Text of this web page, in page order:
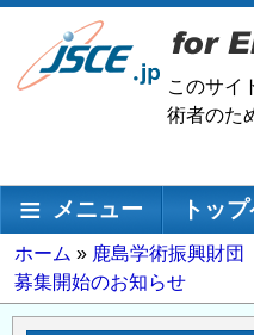
メ
ン
移
動
このサイ
術者のた
メインナビゲーション
メニュー トッ
パ
ン
く
ホーム
鹿島学術振興財
募集開始のお知らせ